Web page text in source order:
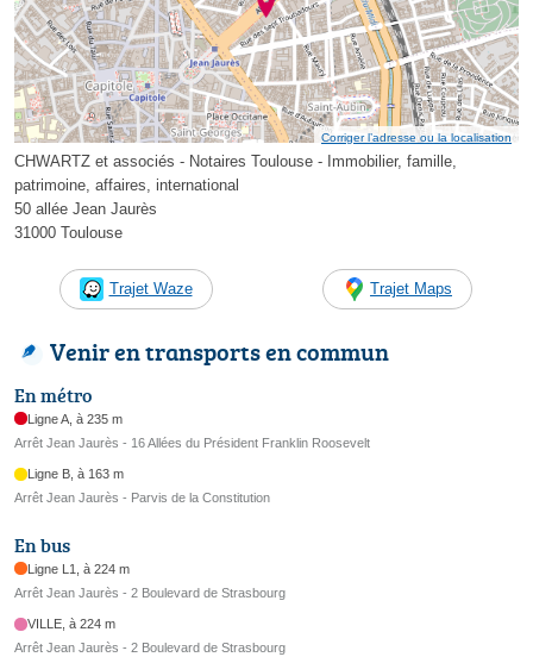
Corriger l’adresse ou la localisation
CHWARTZ et associés - Notaires Toulouse - Immobilier, famille,
patrimoine, affaires, international
50 allée Jean Jaurès
31000 Toulouse
Trajet Waze Trajet Maps
Venir en transports en commun
En métro
Ligne A, à 235 m
Arrêt Jean Jaurès - 16 Allées du Président Franklin Roosevelt
Ligne B, à 163 m
Arrêt Jean Jaurès - Parvis de la Constitution
En bus
Ligne L1, à 224 m
Arrêt Jean Jaurès - 2 Boulevard de Strasbourg
VILLE, à 224 m
Arrêt Jean Jaurès - 2 Boulevard de Strasbourg